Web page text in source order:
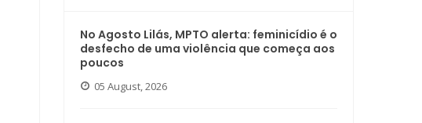
No Agosto Lilás, MPTO alerta: feminicídio é o
desfecho de uma violência que começa aos
poucos
05 August, 2026